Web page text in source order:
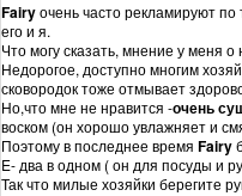
Fairyочень часто рекламируют
его и я.
Что могу сказать, мнение у меня
Недорогое, доступно многим
сковородок тоже отмывает
Но,что мне не нравится -очень
воском (он хорошо увлажняет и
Поэтому в последнее время Fairy
E- два в одном ( он для посуды и
Так что милые хозяйки берегите